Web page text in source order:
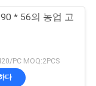
* 56의 농업 고
PC MOQ:2PCS
다